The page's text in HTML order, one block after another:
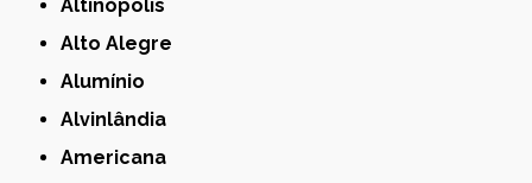
Altinópolis
Alto Alegre
Alumínio
Alvinlândia
Americana